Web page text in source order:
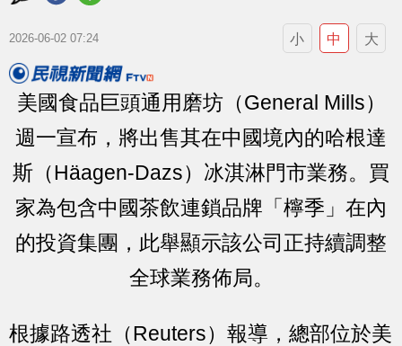
2026-06-02 07:24 小 中 大
美國食品巨頭通用磨坊（General Mills）
週一宣布，將出售其在中國境內的哈根達
斯（Häagen-Dazs）冰淇淋門市業務。買
家為包含中國茶飲連鎖品牌「檸季」在內
的投資集團，此舉顯示該公司正持續調整
全球業務佈局。
根據路透社（Reuters）報導，總部位於美